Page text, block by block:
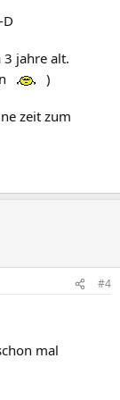
jahre alt.
)
zeit zum
#4
mal